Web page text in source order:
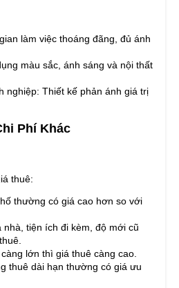
làm việc thoáng đãng, đủ ánh
màu sắc, ánh sáng và nội thất
nghiệp: Thiết kế phản ánh giá trị
Phí Khác
thuê:
thường có giá cao hơn so với
tiện ích đi kèm, độ mới cũ
lớn thì giá thuê càng cao.
thuê dài hạn thường có giá ưu